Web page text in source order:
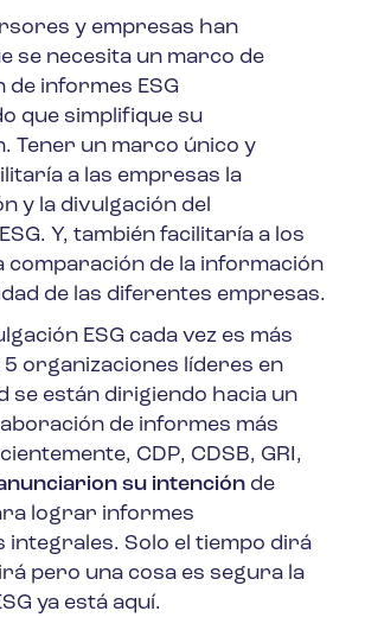
y empresas han
se necesita un marco de
informes ESG
que simplifique su
Tener un marco único y
a las empresas la
y la divulgación del
Y, también facilitaría a los
comparación de la información
de las diferentes empresas.
ESG cada vez es más
organizaciones líderes en
se están dirigiendo hacia un
de informes más
CDP, CDSB, GRI,
su intención de
lograr informes
Solo el tiempo dirá
pero una cosa es segura la
ya está aquí.